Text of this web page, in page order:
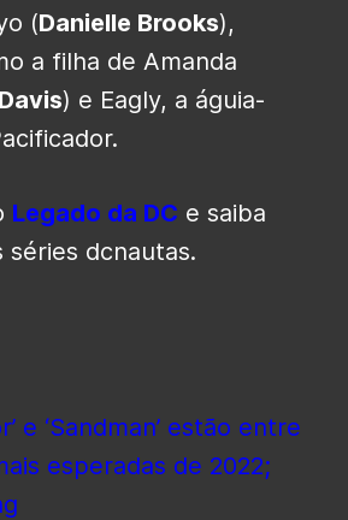
(Danielle Brooks),
a filha de Amanda
) e Eagly, a águia-
Legado da DC e saiba
dcnautas.
e ‘Sandman’ estão entre
esperadas de 2022;